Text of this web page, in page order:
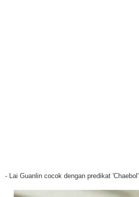
- Lai Guanlin cocok dengan predikat 'Chaebol'